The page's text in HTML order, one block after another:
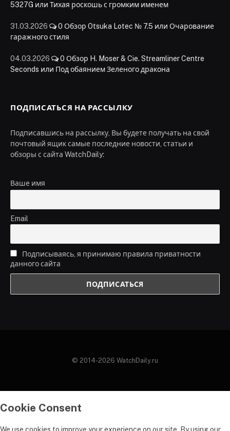
5327G или Тихая роскошь с громким именем
31.03.2026 0 Обзор Otsuka Lotec № 7.5 или Очарование
гаражного стиля
04.03.2026 0 Обзор H. Moser & Cie. Streamliner Centre
Seconds или Под обаянием Зеленого дракона
ПОДПИСАТЬСЯ НА РАССЫЛКУ
Подписавшись на рассылку, Вы будете получать на свой
почтовый ящик самые последние новости, статьи и
обзоры с сайта WatchDaily:
Ваше имя
Email
Подписываясь, я принимаю правила приватности
данного сайта
© 2014-2026 WatchDaily.ru